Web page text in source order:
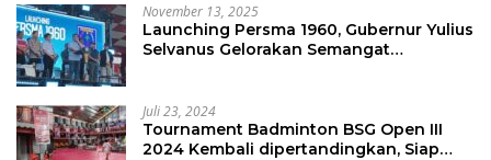
November 13, 2025
Launching Persma 1960, Gubernur Yulius
Selvanus Gelorakan Semangat
Juli 23, 2024
Tournament Badminton BSG Open III
2024 Kembali dipertandingkan, Siap